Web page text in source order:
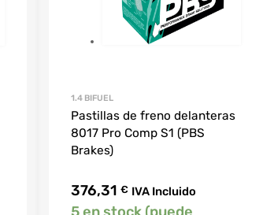
1.4 BIFUEL
Pastillas de freno delanteras
8017 Pro Comp S1 (PBS
Brakes)
376,31 € IVA Incluido